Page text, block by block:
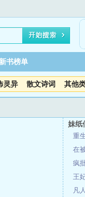
新书榜单
灵异 散文诗词 其他
妹纸
重